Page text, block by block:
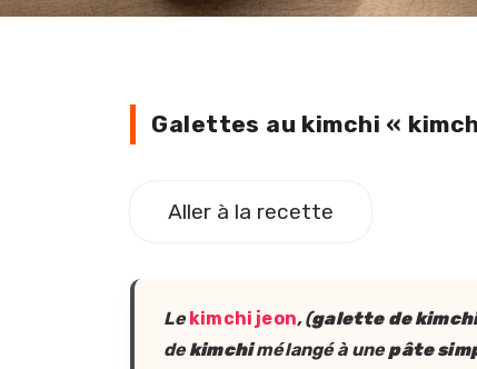
Galettes au kimchi «
Aller à la recette
Lekimchi jeon, (galette de
dekimchimélangé à unepâte